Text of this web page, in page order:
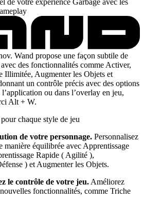
Wand propose une façon subtile de
des fonctionnalités comme Activer,
Illimitée, Augmenter les Objets et
un contrôle précis avec des options
ou dans l’overlay en jeu,
Alt + W.
chaque style de jeu
de votre personnage. Personnalisez
manière équilibrée avec Apprentissage
Rapide ( Agilité ),
) et Augmenter les Objets.
le contrôle de votre jeu. Améliorez
fonctionnalités, comme Triche